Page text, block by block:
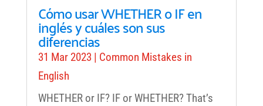
Cómo usar WHETHER o IF en
inglés y cuáles son sus
diferencias
31 Mar 2023| Common Mistakes in
English
WHETHER or IF? IF or WHETHER? That’s